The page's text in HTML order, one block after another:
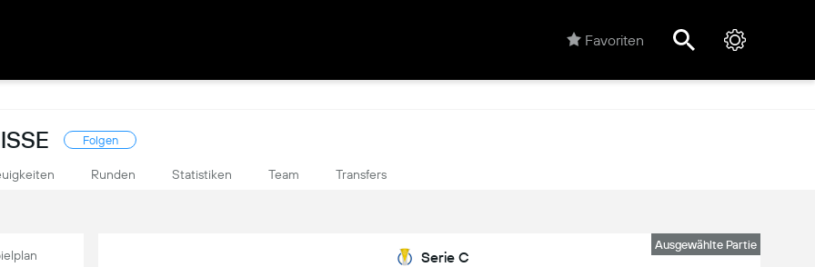
Favoriten
Folgen
Runden Statistiken Team Transfers
Ausgewählte Partie
Serie C